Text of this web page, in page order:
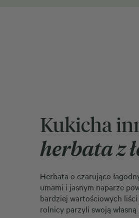
Kukicha
herbata z
Herbata o czarująco
umami i jasnym naparze
bardziej wartościowych liści
rolnicy parzyli swoją